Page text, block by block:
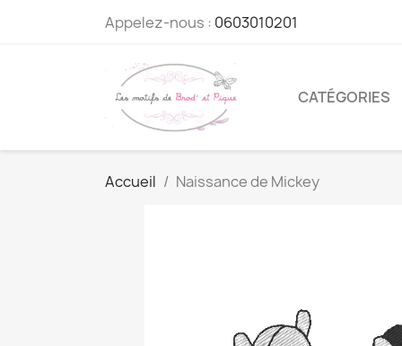
Appelez-nous : 0603010201
CATÉGORIES
Accueil Naissance de Mickey